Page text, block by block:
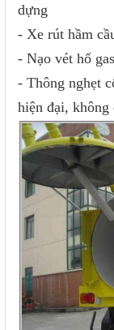
dựng
- Xe rút hầm
- Nạo vét hố
- Thông nghẹt
hiện đại, không